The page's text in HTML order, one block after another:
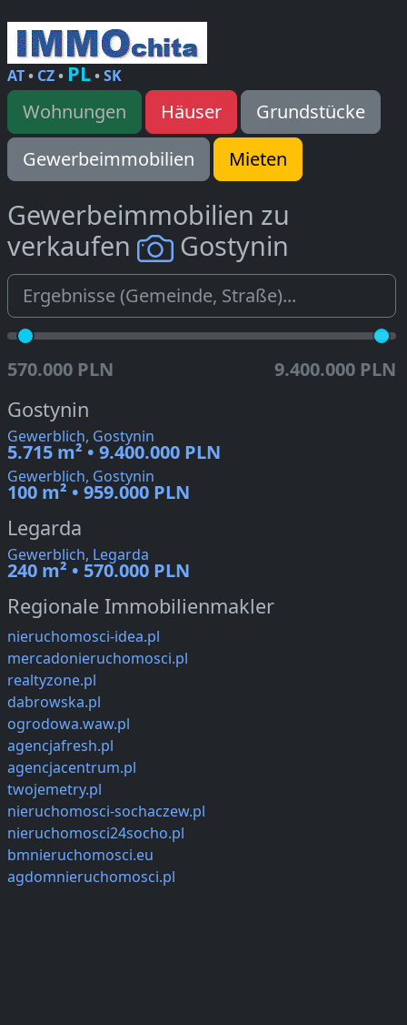
AT• CZ• PL•SK
Wohnungen Häuser
Grundstücke
Gewerbeimmobilien
Mieten
Gewerbeimmobilien zu
verkaufen
Gostynin
570.000 PLN 9.400.000 PLN
Gostynin
Gewerblich, Gostynin
5.715 m² • 9.400.000 PLN
Gewerblich, Gostynin
100 m² • 959.000 PLN
Legarda
Gewerblich, Legarda
240 m² • 570.000 PLN
Regionale Immobilienmakler
nieruchomosci-idea.pl
mercadonieruchomosci.pl
realtyzone.pl
dabrowska.pl
ogrodowa.waw.pl
agencjafresh.pl
agencjacentrum.pl
twojemetry.pl
nieruchomosci-sochaczew.pl
nieruchomosci24socho.pl
bmnieruchomosci.eu
agdomnieruchomosci.pl